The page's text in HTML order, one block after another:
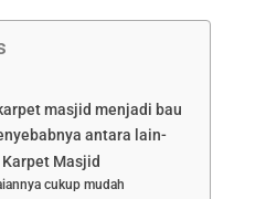
masjid menjadi bau
antara lain-
Masjid
cukup mudah